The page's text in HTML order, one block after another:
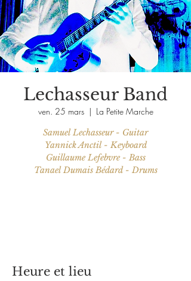
Lechasseur Band
ven. 25 mars
  |
La Petite Marche
Samuel Lechasseur - Guitar
Yannick Anctil - Keyboard
Guillaume Lefebvre - Bass
Tanael Dumais Bédard - Drums
Heure et lieu